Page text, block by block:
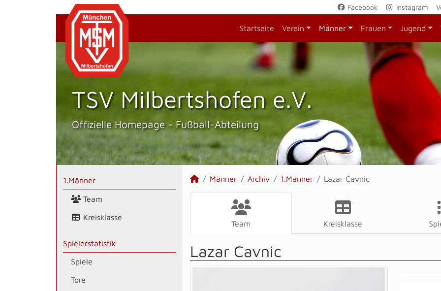
Facebook Instagram
Startseite Verein Männer Frauen Jugend
TSV Milbertshofen e.V.
Offizielle Homepage - Fußball-Abteilung
1.Männer
Team
Kreisklasse
Spielerstatistik
Spiele
Tore
Männer Archiv 1.Männer Lazar Cavnic
Team Kreisklasse
Lazar Cavnic